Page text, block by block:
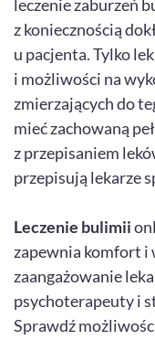
leczenie zaburzeń
z koniecznością
u pacjenta. Tylko
i możliwości na
zmierzających do
mieć zachowaną
z przepisaniem
przepisują lekarze
Leczenie bulimii
zapewnia komfort i
zaangażowanie
psychoterapeuty i
Sprawdź